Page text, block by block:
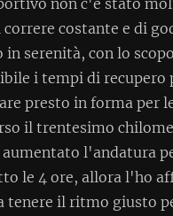
correre costante e di
in serenità, con lo
i tempi di recupero
presto in forma per
il trentesimo
aumentato l'andatura
le 4 ore, allora l'ho
tenere il ritmo giusto